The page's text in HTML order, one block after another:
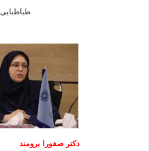
طباطبايى
دكتر صفورا برومند